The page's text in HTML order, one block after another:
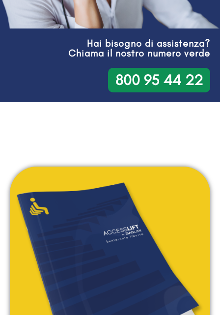
Hai bisogno di assistenza?
Chiama il nostro numero verde
800 95 44 22